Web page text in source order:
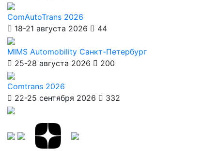
ComAutoTrans 2026
18-21 августа 2026
44
MIMS Automobility Санкт-Петербург
25-28 августа 2026
200
Comtrans 2026
22-25 сентября 2026
332